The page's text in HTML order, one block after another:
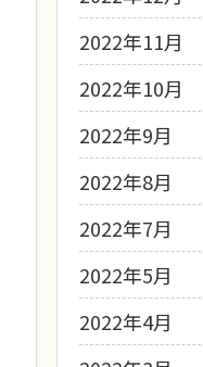
2022年11月
2022年10月
2022年9月
2022年8月
2022年7月
2022年5月
2022年4月